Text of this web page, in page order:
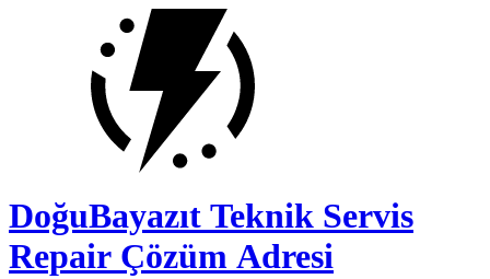
DoğuBayazıt Teknik Servis
Repair Çözüm Adresi